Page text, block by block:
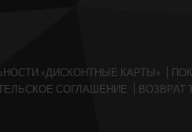
«ДИСКОНТНЫЕ КАРТЫ»
СОГЛАШЕНИЕ ВОЗВРАТ